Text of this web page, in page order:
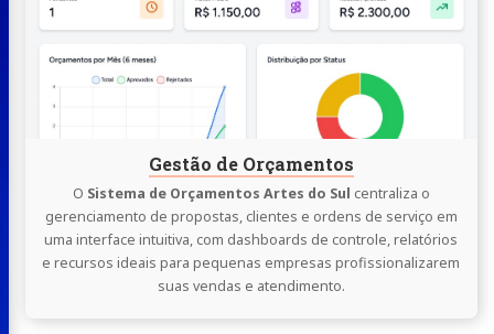
Gestão de Orçamentos
O Sistema de Orçamentos Artes do Sul centraliza o
gerenciamento de propostas, clientes e ordens de serviço em
uma interface intuitiva, com dashboards de controle, relatórios
e recursos ideais para pequenas empresas profissionalizarem
suas vendas e atendimento.
Orçamentos